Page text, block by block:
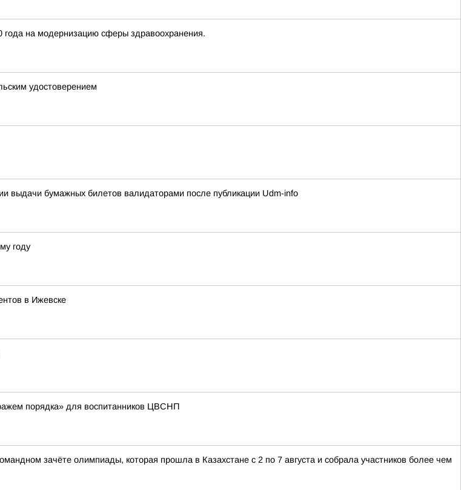
на модернизацию сферы здравоохранения.
удостоверением
бумажных билетов валидаторами после публикации Udm-info
году
в Ижевске
порядка» для воспитанников ЦВСНП
зачёте олимпиады, которая прошла в Казахстане с 2 по 7 августа и собрала участников более чем